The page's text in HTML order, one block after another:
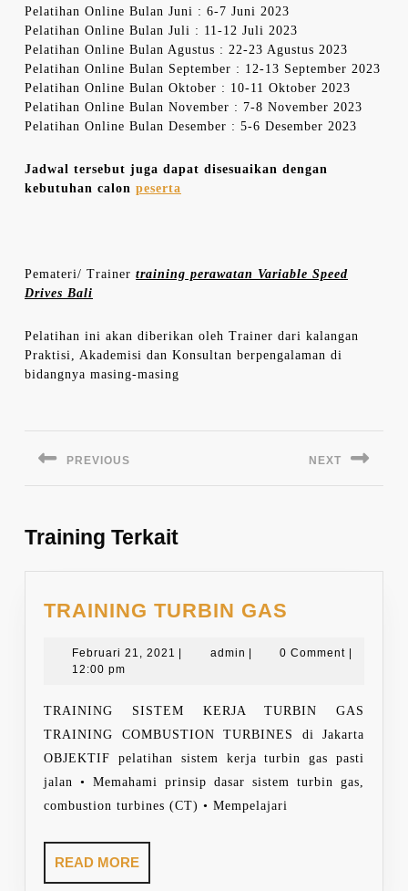
Pelatihan Online Bulan Juni : 6-7 Juni 2023
Pelatihan Online Bulan Juli : 11-12 Juli 2023
Pelatihan Online Bulan Agustus : 22-23 Agustus 2023
Pelatihan Online Bulan September : 12-13 September 2023
Pelatihan Online Bulan Oktober : 10-11 Oktober 2023
Pelatihan Online Bulan November : 7-8 November 2023
Pelatihan Online Bulan Desember : 5-6 Desember 2023
Jadwal tersebut juga dapat disesuaikan dengan
kebutuhan calon peserta
Pemateri/ Trainer training perawatan Variable Speed
Drives Bali
Pelatihan ini akan diberikan oleh Trainer dari kalangan
Praktisi, Akademisi dan Konsultan berpengalaman di
bidangnya masing-masing
PREVIOUS NEXT
Training Terkait
TRAINING TURBIN GAS
GAS
Februari 21, 2021 Februariadmin admin0 Comment
12:00 pm
TRAINING SISTEM KERJA TURBIN GAS
TRAINING COMBUSTION TURBINES di Jakarta
OBJEKTIF pelatihan sistem kerja turbin gas pasti
jalan • Memahami prinsip dasar sistem turbin gas,
combustion turbines (CT) • Mempelajari
READ MOREREAD
MORE